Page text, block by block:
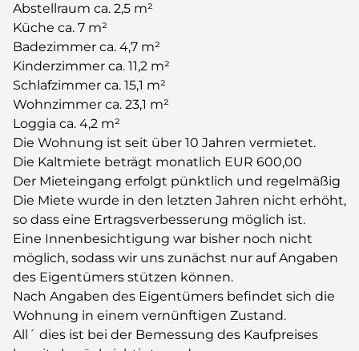
Abstellraum ca. 2,5 m²
Küche ca. 7 m²
Badezimmer ca. 4,7 m²
Kinderzimmer ca. 11,2 m²
Schlafzimmer ca. 15,1 m²
Wohnzimmer ca. 23,1 m²
Loggia ca. 4,2 m²
Die Wohnung ist seit über 10 Jahren vermietet.
Die Kaltmiete beträgt monatlich EUR 600,00
Der Mieteingang erfolgt pünktlich und regelmäßig
Die Miete wurde in den letzten Jahren nicht erhöht,
so dass eine Ertragsverbesserung möglich ist.
Eine Innenbesichtigung war bisher noch nicht
möglich, sodass wir uns zunächst nur auf Angaben
des Eigentümers stützen können.
Nach Angaben des Eigentümers befindet sich die
Wohnung in einem vernünftigen Zustand.
All´ dies ist bei der Bemessung des Kaufpreises